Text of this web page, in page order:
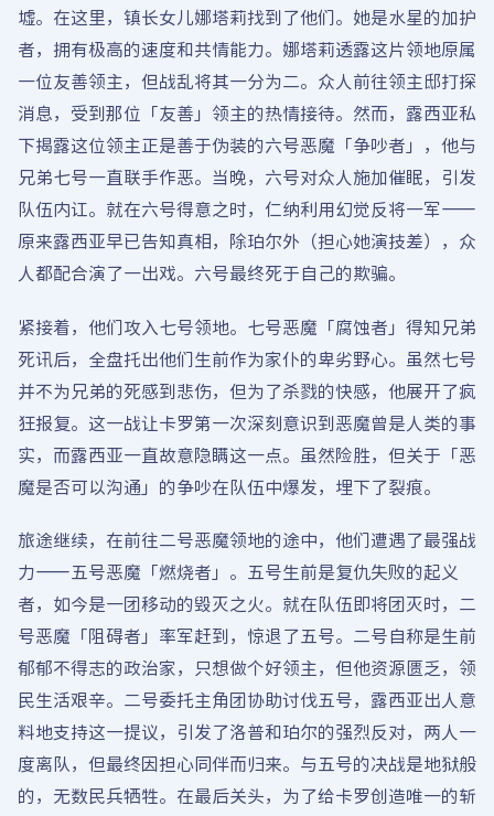
墟。在这里，镇长女儿娜塔莉找到了他们。她是水星的加护
者，拥有极高的速度和共情能力。娜塔莉透露这片领地原属
一位友善领主，但战乱将其一分为二。众人前往领主邸打探
消息，受到那位「友善」领主的热情接待。然而，露西亚私
下揭露这位领主正是善于伪装的六号恶魔「争吵者」，他与
兄弟七号一直联手作恶。当晚，六号对众人施加催眠，引发
队伍内讧。就在六号得意之时，仁纳利用幻觉反将一军——
原来露西亚早已告知真相，除珀尔外（担心她演技差），众
人都配合演了一出戏。六号最终死于自己的欺骗。
紧接着，他们攻入七号领地。七号恶魔「腐蚀者」得知兄弟
死讯后，全盘托出他们生前作为家仆的卑劣野心。虽然七号
并不为兄弟的死感到悲伤，但为了杀戮的快感，他展开了疯
狂报复。这一战让卡罗第一次深刻意识到恶魔曾是人类的事
实，而露西亚一直故意隐瞒这一点。虽然险胜，但关于「恶
魔是否可以沟通」的争吵在队伍中爆发，埋下了裂痕。
旅途继续，在前往二号恶魔领地的途中，他们遭遇了最强战
力——五号恶魔「燃烧者」。五号生前是复仇失败的起义
者，如今是一团移动的毁灭之火。就在队伍即将团灭时，二
号恶魔「阻碍者」率军赶到，惊退了五号。二号自称是生前
郁郁不得志的政治家，只想做个好领主，但他资源匮乏，领
民生活艰辛。二号委托主角团协助讨伐五号，露西亚出人意
料地支持这一提议，引发了洛普和珀尔的强烈反对，两人一
度离队，但最终因担心同伴而归来。与五号的决战是地狱般
的，无数民兵牺牲。在最后关头，为了给卡罗创造唯一的斩